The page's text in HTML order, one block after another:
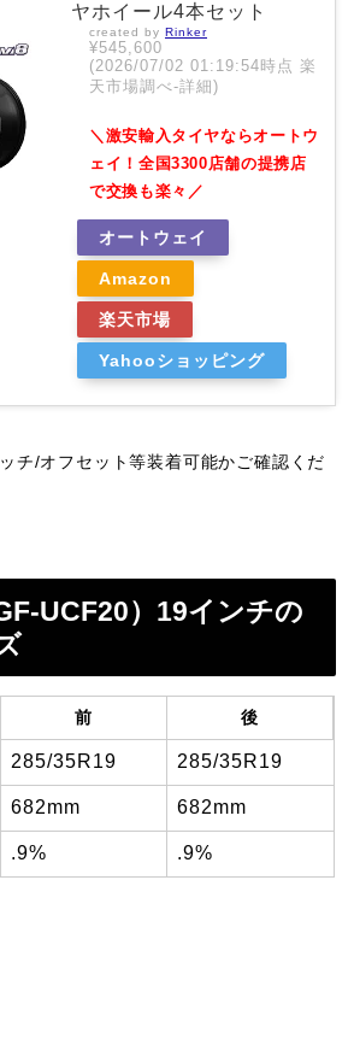
ヤホイール4本セット
created by Rinker
¥545,600
(2026/07/02 01:19:54時点 楽
天市場調べ-詳細)
＼激安輸入タイヤならオートウ
ェイ！全国3300店舗の提携店
で交換も楽々／
オートウェイ
Amazon
楽天市場
Yahooショッピング
チ/オフセット等装着可能かご確認くだ
UCF20）19インチの
前 後
285/35R19 285/35R19
682mm 682mm
.9% .9%